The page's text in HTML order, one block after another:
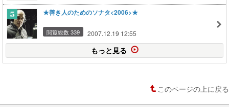
★善き人のためのソナタ<2006>★
閲覧総数 339 2007.12.19 12:55
もっと見る
このページの上に戻る